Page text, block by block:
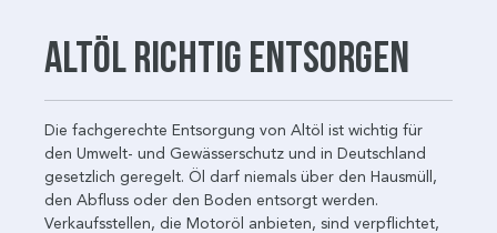
Altöl richtig entsorgen
Die fachgerechte Entsorgung von Altöl ist wichtig für
den Umwelt- und Gewässerschutz und in Deutschland
gesetzlich geregelt. Öl darf niemals über den Hausmüll,
den Abfluss oder den Boden entsorgt werden.
Verkaufsstellen, die Motoröl anbieten, sind verpflichtet,